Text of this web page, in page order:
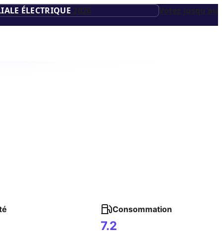
ÉLECTRIQUE 2026 Votez jusqu'au
Consommation
7.2